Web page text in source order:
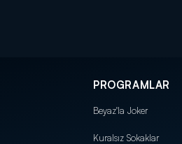
PROGRAMLAR
Beyaz'la Joker
Kuralsız Sokaklar